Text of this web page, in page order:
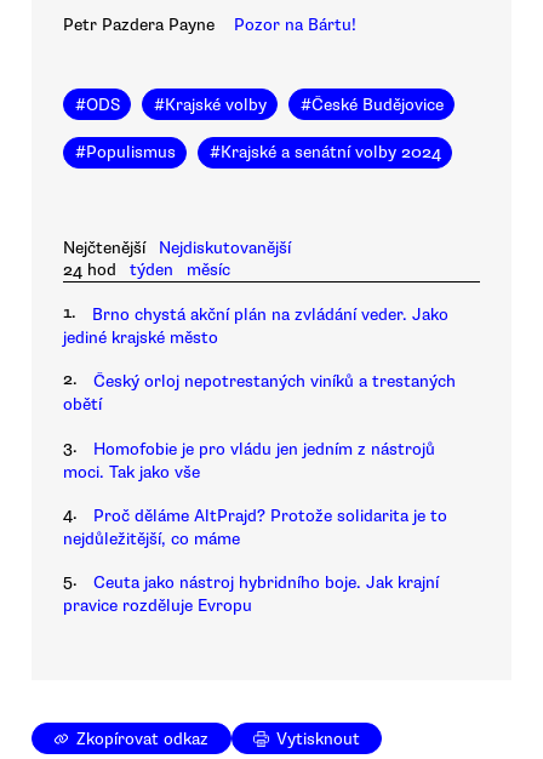
Petr Pazdera Payne Pozor na Bártu!
#ODS #Krajské volby #České Budějovice
#Populismus #Krajské a senátní volby 2024
Nejčtenější
Nejdiskutovanější
24 hod
týden měsíc
1.
Brno chystá akční plán na zvládání veder. Jako
jediné krajské město
2.
Český orloj nepotrestaných viníků a trestaných
obětí
3.
Homofobie je pro vládu jen jedním z nástrojů
moci. Tak jako vše
4.
Proč děláme AltPrajd? Protože solidarita je to
nejdůležitější, co máme
5.
Ceuta jako nástroj hybridního boje. Jak krajní
pravice rozděluje Evropu
Zkopírovat odkaz Vytisknout